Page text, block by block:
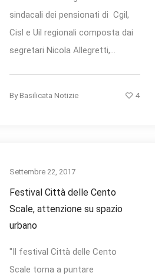
sindacali dei pensionati di Cgil,
Cisl e Uil regionali composta dai
segretari Nicola Allegretti,...
By Basilicata Notizie 4
Settembre 22, 2017
Festival Città delle Cento
Scale, attenzione su spazio
urbano
"Il festival Città delle Cento
Scale torna a puntare